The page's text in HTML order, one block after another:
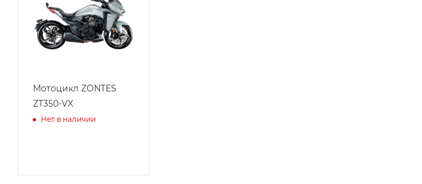
Мотоцикл ZONTES
ZT350-VX
Нет в наличии